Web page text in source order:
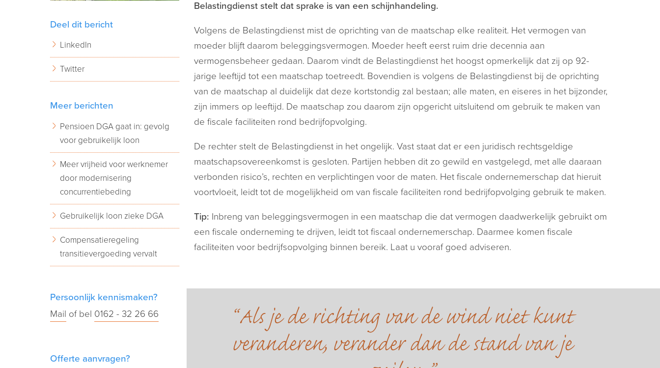
Belastingdienst stelt dat sprake is van een schijnhandeling.
Volgens de Belastingdienst mist de oprichting van de maatschap elke realiteit. Het vermogen van
moeder blijft daarom beleggingsvermogen. Moeder heeft eerst ruim drie decennia aan
vermogensbeheer gedaan. Daarom vindt de Belastingdienst het hoogst opmerkelijk dat zij op 92-
jarige leeftijd tot een maatschap toetreedt. Bovendien is volgens de Belastingdienst bij de oprichting
van de maatschap al duidelijk dat deze kortstondig zal bestaan; alle maten, en eiseres in het bijzonder,
zijn immers op leeftijd. De maatschap zou daarom zijn opgericht uitsluitend om gebruik te maken van
de fiscale faciliteiten rond bedrijfopvolging.
De rechter stelt de Belastingdienst in het ongelijk. Vast staat dat er een juridisch rechtsgeldige
maatschapsovereenkomst is gesloten. Partijen hebben dit zo gewild en vastgelegd, met alle daaraan
verbonden risico’s, rechten en verplichtingen voor de maten. Het fiscale ondernemerschap dat hieruit
voortvloeit, leidt tot de mogelijkheid om van fiscale faciliteiten rond bedrijfopvolging gebruik te maken.
Tip: Inbreng van beleggingsvermogen in een maatschap die dat vermogen daadwerkelijk gebruikt om
een fiscale onderneming te drijven, leidt tot fiscaal ondernemerschap. Daarmee komen fiscale
faciliteiten voor bedrijfsopvolging binnen bereik. Laat u vooraf goed adviseren.
Deel dit bericht
LinkedIn
Twitter
Meer berichten
Pensioen DGA gaat in: gevolg
voor gebruikelijk loon
Meer vrijheid voor werknemer
door modernisering
concurrentiebeding
Gebruikelijk loon zieke DGA
Compensatieregeling
transitievergoeding vervalt
Persoonlijk kennismaken?
Mail of bel 0162 - 32 26 66
Offerte aanvragen?
Als je de richting van de wind niet kunt
veranderen, verander dan de stand van je